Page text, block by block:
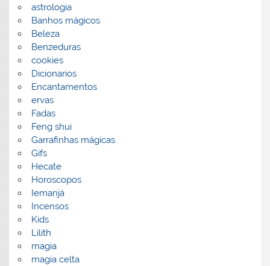
astrologia
Banhos mágicos
Beleza
Benzeduras
cookies
Dicionarios
Encantamentos
ervas
Fadas
Feng shui
Garrafinhas mágicas
Gifs
Hecate
Horoscopos
Iemanjá
Incensos
Kids
Lilith
magia
magia celta